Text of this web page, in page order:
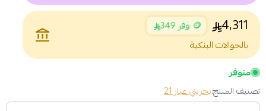
4,311 🪙 وفر 349
بالحوالات البنكية
account_balance
متوفر
تصنيف المنتج:بحريني عيار 21